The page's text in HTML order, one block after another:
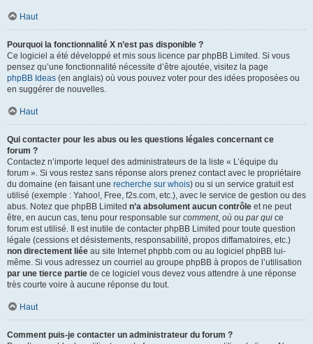
Haut
Pourquoi la fonctionnalité X n’est pas disponible ?
Ce logiciel a été développé et mis sous licence par phpBB Limited. Si vous
pensez qu’une fonctionnalité nécessite d’être ajoutée, visitez la page
phpBB Ideas (en anglais) où vous pouvez voter pour des idées proposées ou
en suggérer de nouvelles.
Haut
Qui contacter pour les abus ou les questions légales concernant ce
forum ?
Contactez n’importe lequel des administrateurs de la liste « L’équipe du
forum ». Si vous restez sans réponse alors prenez contact avec le propriétaire
du domaine (en faisant une recherche sur whois) ou si un service gratuit est
utilisé (exemple : Yahoo!, Free, f2s.com, etc.), avec le service de gestion ou des
abus. Notez que phpBB Limited n’a absolument aucun contrôle et ne peut
être, en aucun cas, tenu pour responsable sur comment, où ou par qui ce
forum est utilisé. Il est inutile de contacter phpBB Limited pour toute question
légale (cessions et désistements, responsabilité, propos diffamatoires, etc.)
non directement liée au site Internet phpbb.com ou au logiciel phpBB lui-
même. Si vous adressez un courriel au groupe phpBB à propos de l’utilisation
par une tierce partie de ce logiciel vous devez vous attendre à une réponse
très courte voire à aucune réponse du tout.
Haut
Comment puis-je contacter un administrateur du forum ?